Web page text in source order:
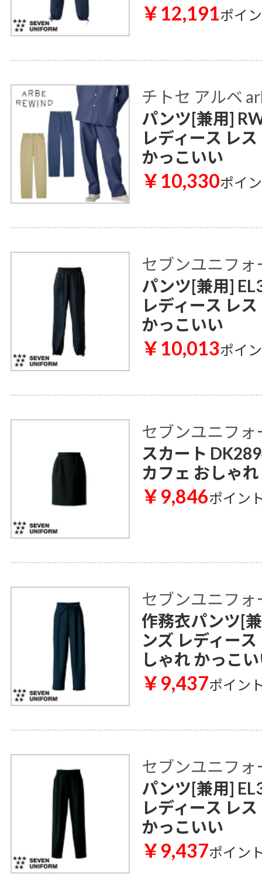
￥12,191ポイ
チトセ アルベ
パンツ[兼用]
レディース レ
かっこいい
￥10,330ポイ
セブンユニフォ
パンツ[兼用]
レディース レ
かっこいい
￥10,013ポイ
セブンユニフォ
スカート
カフェ おしゃ
￥9,846ポイン
セブンユニフォ
作務衣パンツ[
ンズ レディー
しゃれ かっこ
￥9,437ポイン
セブンユニフォ
パンツ[兼用]
レディース レ
かっこいい
￥9,437ポイン